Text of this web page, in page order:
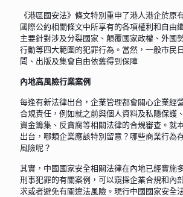
《港區國安法》條文特別重申了港人港企於原
國際公約相關條文中所享有的各項權利和自由
主要針對涉及分裂國家、顛覆國家政權、外國
行動等四大範圍的犯罪行為。當然，一般市民
聞、出版及集會自由依舊得到保障
內地高風險行業案例
每逢有新法律出台，企業管理都會關心企業經
合規責任，例如就之前與個人資料及私隱保護
資金籌集、反貪腐等相關法律的合規審查。就
出台，哪類企業應該特別留意？哪些商業行為
風險呢？
其實，中國國家安全相關法律在內地已經實施
刑事犯罪的有關案例，可以窺探企業合規和內
求或者避免有關違法風險。現行中國國家安全